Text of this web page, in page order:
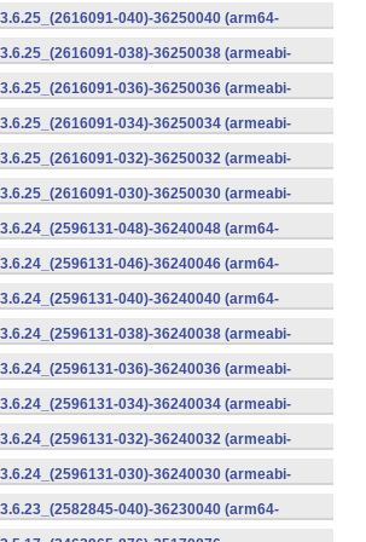
040)-36250040 (arm64-
038)-36250038 (armeabi-
036)-36250036 (armeabi-
034)-36250034 (armeabi-
032)-36250032 (armeabi-
030)-36250030 (armeabi-
048)-36240048 (arm64-
046)-36240046 (arm64-
040)-36240040 (arm64-
038)-36240038 (armeabi-
036)-36240036 (armeabi-
034)-36240034 (armeabi-
032)-36240032 (armeabi-
030)-36240030 (armeabi-
040)-36230040 (arm64-